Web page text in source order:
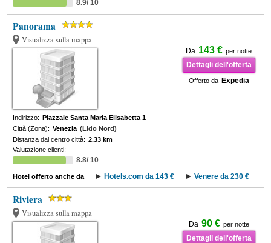
8.9/ 10
Panorama
Visualizza sulla mappa
Da 143 € per notte
Dettagli dell'offerta
Offerto da Expedia
Indirizzo: Piazzale Santa Maria Elisabetta 1
Città (Zona): Venezia (Lido Nord)
Distanza dal centro città: 2.33 km
Valutazione clienti:
8.8/ 10
Hotel offerto anche da Hotels.com da 143 € Venere da 230 €
Riviera
Visualizza sulla mappa
Da 90 € per notte
Dettagli dell'offerta